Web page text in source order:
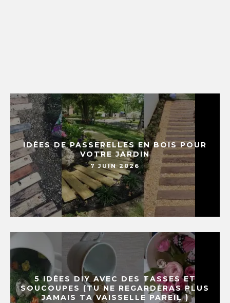
IDÉES DE PASSERELLES EN BOIS POUR
VOTRE JARDIN
7 JUIN 2026
5 IDÉES DIY AVEC DES TASSES ET
SOUCOUPES (TU NE REGARDERAS PLUS
JAMAIS TA VAISSELLE PAREIL )